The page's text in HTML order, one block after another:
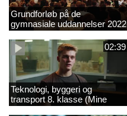
Grundforløb på de
gymnasiale uddannelser 2022
02:39
Teknologi, byggeri og
transport 8. klasse (Mine
introkurser) 2022